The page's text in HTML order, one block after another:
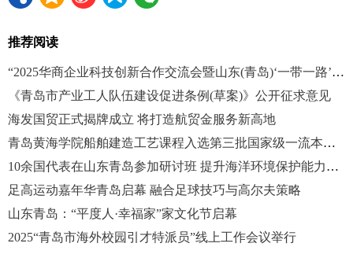
推荐阅读
“2025华商企业科技创新合作交流会暨山东(青岛)‘一带一路’华商合作交流会”举行
《青岛市产业工人队伍建设促进条例(草案)》公开征求意见
海发国贸正式揭牌成立 将打造航贸金服务新高地
青岛黄海学院船舶建造工艺课程入选第三批国家级一流本科课程
10余国代表在山东青岛参加研讨班 提升海洋环境保护能力水平
足高运动嘉年华青岛启幕 融合足球技巧与高尔夫策略
山东青岛：“平度人·幸福家”家文化节启幕
2025“青岛市海外校园引才特派员”线上工作会议举行